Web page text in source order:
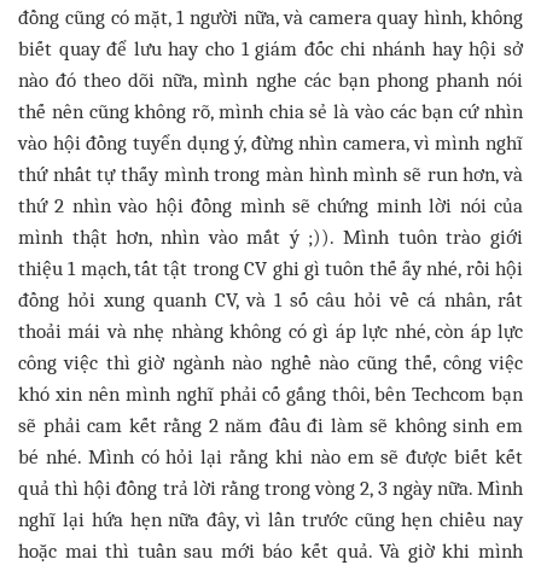
đồng cũng có mặt, 1 người nữa, và camera quay hình, không
biết quay để lưu hay cho 1 giám đốc chi nhánh hay hội sở
nào đó theo dõi nữa, mình nghe các bạn phong phanh nói
thế nên cũng không rõ, mình chia sẻ là vào các bạn cứ nhìn
vào hội đồng tuyển dụng ý, đừng nhìn camera, vì mình nghĩ
thứ nhất tự thấy mình trong màn hình mình sẽ run hơn, và
thứ 2 nhìn vào hội đồng mình sẽ chứng minh lời nói của
mình thật hơn, nhìn vào mắt ý ;)). Mình tuôn trào giới
thiệu 1 mạch, tất tật trong CV ghi gì tuôn thế ấy nhé, rồi hội
đồng hỏi xung quanh CV, và 1 số câu hỏi về cá nhân, rất
thoải mái và nhẹ nhàng không có gì áp lực nhé, còn áp lực
công việc thì giờ ngành nào nghề nào cũng thế, công việc
khó xin nên mình nghĩ phải cố gắng thôi, bên Techcom bạn
sẽ phải cam kết rằng 2 năm đầu đi làm sẽ không sinh em
bé nhé. Mình có hỏi lại rằng khi nào em sẽ được biết kết
quả thì hội đồng trả lời rằng trong vòng 2, 3 ngày nữa. Mình
nghĩ lại hứa hẹn nữa đây, vì lần trước cũng hẹn chiều nay
hoặc mai thì tuần sau mới báo kết quả. Và giờ khi mình